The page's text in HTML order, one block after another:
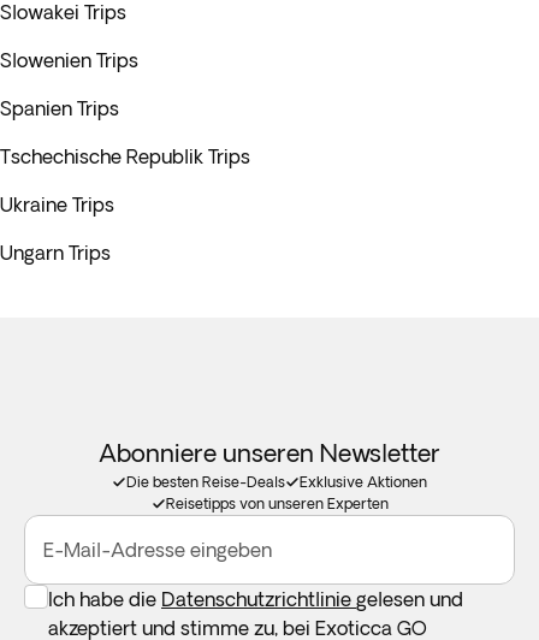
Slowakei Trips
Slowenien Trips
Spanien Trips
Tschechische Republik Trips
Ukraine Trips
Ungarn Trips
Abonniere unseren Newsletter
Die besten Reise-Deals
Exklusive Aktionen
Reisetipps von unseren Experten
E-Mail-Adresse eingeben
Ich habe die Datenschutzrichtlinie gelesen und
akzeptiert und stimme zu, bei Exoticca GO